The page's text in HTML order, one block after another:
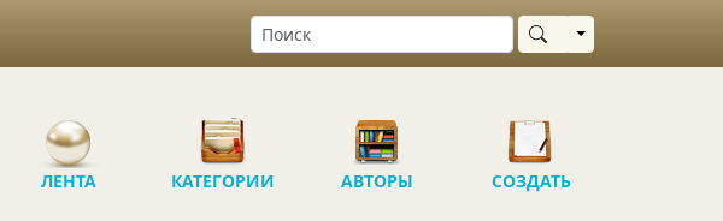
Выбрать область
ЛЕНТА КАТЕГОРИИ АВТОРЫ СОЗДАТЬ